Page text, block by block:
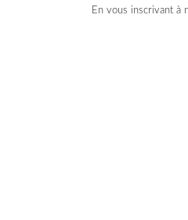
En vous inscrivant à